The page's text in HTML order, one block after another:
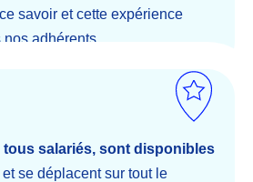
savoir et cette expérience
adhérents
tous salariés, sont disponibles
et se déplacent sur tout le